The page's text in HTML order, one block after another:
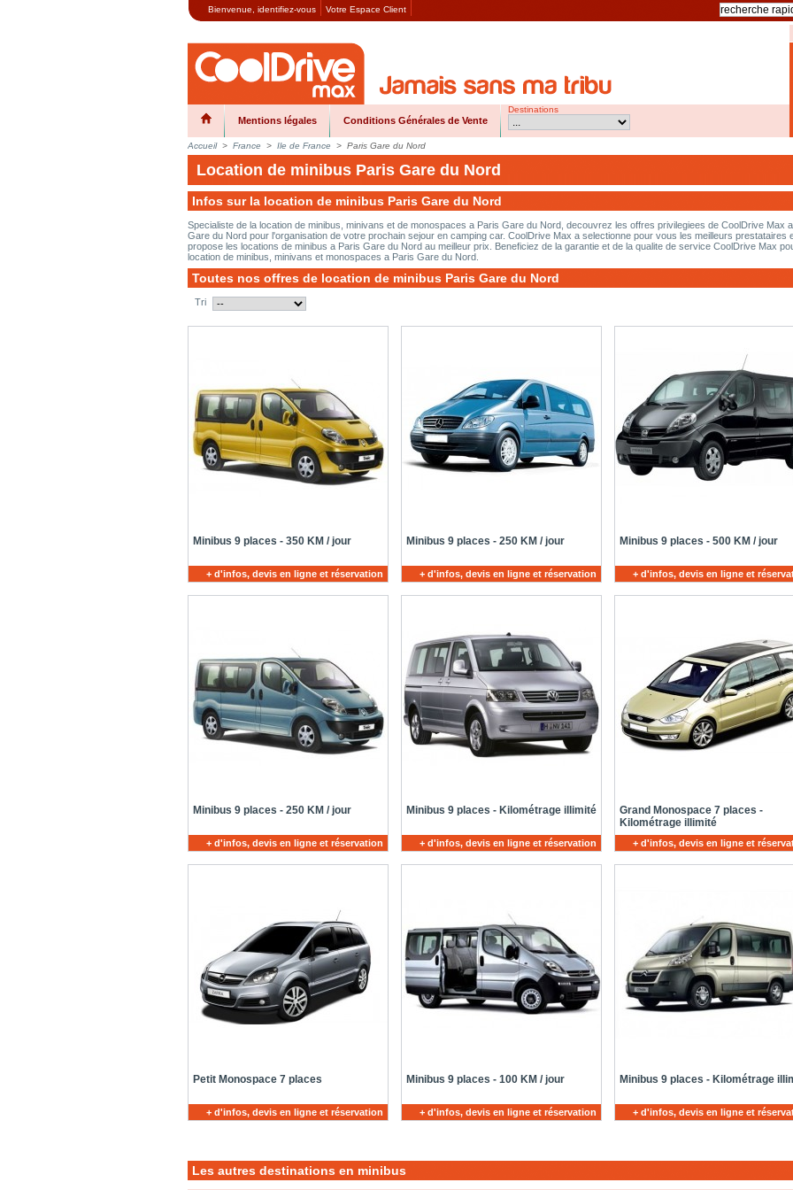
Bienvenue, identifiez-vous Votre Espace Client
Mentions légales Conditions Générales de Vente
Destinations
Accueil > France > Ile de France > Paris Gare du Nord
Location de minibus Paris Gare du Nord
Infos sur la location de minibus Paris Gare du Nord
Specialiste de la location de minibus, minivans et de monospaces a Paris Gare du Nord, decouvrez les offres privilegiees de CoolDrive Max
Gare du Nord pour l'organisation de votre prochain sejour en camping car. CoolDrive Max a selectionne pour vous les meilleurs prestataires
propose les locations de minibus a Paris Gare du Nord au meilleur prix. Beneficiez de la garantie et de la qualite de service CoolDrive Max
location de minibus, minivans et monospaces a Paris Gare du Nord.
Toutes nos offres de location de minibus Paris Gare du Nord
Tri
Minibus 9 places - 350 KM / jour
+ d'infos, devis en ligne et réservation
Minibus 9 places - 250 KM / jour
+ d'infos, devis en ligne et réservation
Minibus 9 places - 500 KM / jour
+ d'infos, devis en ligne et
Minibus 9 places - 250 KM / jour
+ d'infos, devis en ligne et réservation
Minibus 9 places - Kilométrage illimité
+ d'infos, devis en ligne et réservation
Grand Monospace 7 places -
Kilométrage illimité
+ d'infos, devis en ligne et
Petit Monospace 7 places
+ d'infos, devis en ligne et réservation
Minibus 9 places - 100 KM / jour
+ d'infos, devis en ligne et réservation
Minibus 9 places - Kilométrage
+ d'infos, devis en ligne et
Les autres destinations en minibus